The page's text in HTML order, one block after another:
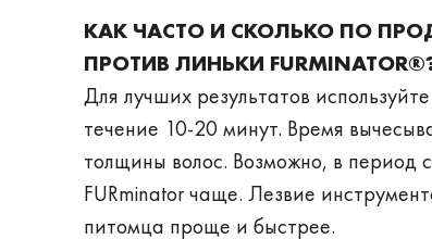
КАК ЧАСТО И СКОЛЬКО ПО
ПРОТИВ ЛИНЬКИ
Для лучших результатов
течение 10-20 минут. Время
толщины волос. Возможно, в период
FURminator чаще. Лезвие
питомца проще и быстрее.